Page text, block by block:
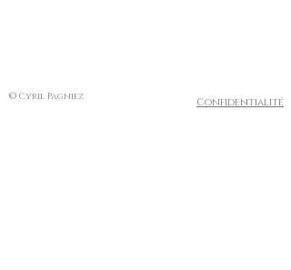
© Cyril Pagniez Confidentialité